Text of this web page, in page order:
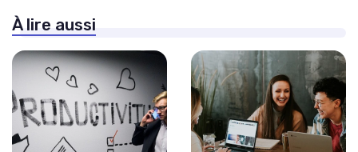
À lire aussi